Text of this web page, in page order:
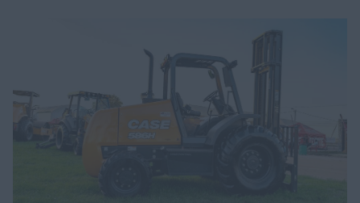
Buscar en